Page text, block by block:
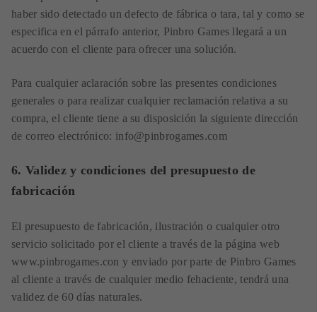
haber sido detectado un defecto de fábrica o tara, tal y como se
especifica en el párrafo anterior, Pinbro Games llegará a un
acuerdo con el cliente para ofrecer una solución.
Para cualquier aclaración sobre las presentes condiciones
generales o para realizar cualquier reclamación relativa a su
compra, el cliente tiene a su disposición la siguiente dirección
de correo electrónico: info@pinbrogames.com
6. Validez y condiciones del presupuesto de
fabricación
El presupuesto de fabricación, ilustración o cualquier otro
servicio solicitado por el cliente a través de la página web
www.pinbrogames.con y enviado por parte de Pinbro Games
al cliente a través de cualquier medio fehaciente, tendrá una
validez de 60 días naturales.